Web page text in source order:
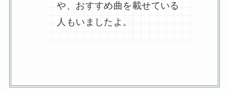
や、おすすめ曲を載せている
人もいましたよ。